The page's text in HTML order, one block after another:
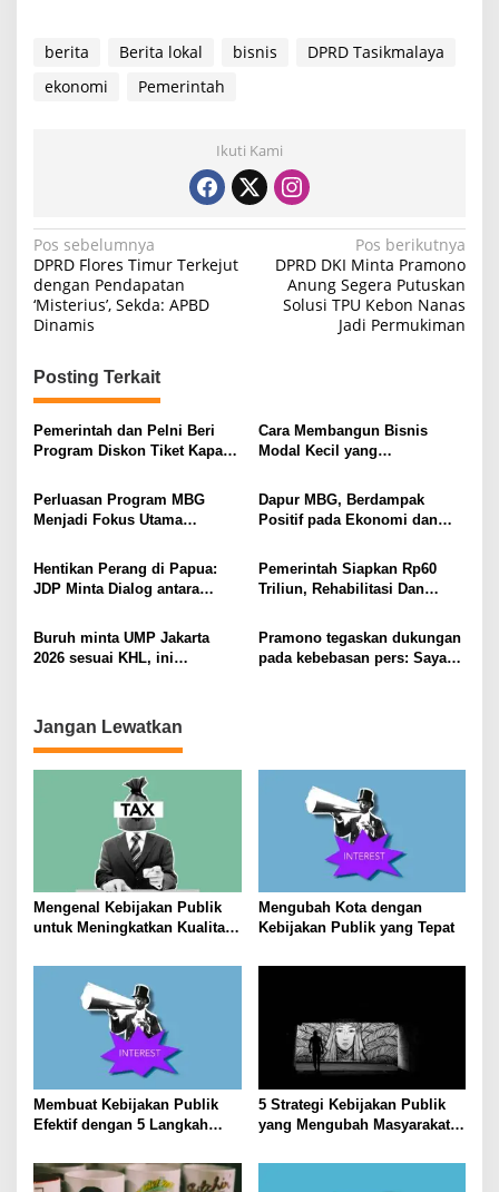
berita Berita lokal bisnis
DPRD Tasikmalaya
ekonomi
Pemerintah
Ikuti Kami
N
a
v
g
a
s
p
o
s
Pos sebelumnya
DPRD Flores Timur Terkejut
dengan Pendapatan
‘Misterius’, Sekda: APBD
Dinamis
Pos berikutnya
DPRD DKI Minta Pramono
Anung Segera Putuskan
Solusi TPU Kebon Nanas
Jadi Permukiman
Posting Terkait
Pemerintah dan Pelni Beri
Program Diskon Tiket Kapal
Sekolah 2026
Cara Membangun Bisnis
Modal Kecil yang
Perluasan Program MBG
Menjadi Fokus Utama
Operasikan 19.188 SPPG
Tahun 2026, 55 Juta Penerima
Dapur MBG, Berdampak
Positif pada Ekonomi dan
Meriah
Hentikan Perang di Papua:
JDP Minta Dialog antara
TPNPB
Pemerintah Siapkan Rp60
Triliun, Rehabilitasi Dan
Sumatra
Buruh minta UMP Jakarta
2026 sesuai KHL, ini
Pramono tegaskan dukungan
pada kebebasan pers: Saya
Jangan Lewatkan
Mengenal Kebijakan Publik
untuk Meningkatkan Kualitas
Mengubah Kota dengan
Kebijakan Publik yang Tepat
Membuat Kebijakan Publik
Efektif dengan 5 Langkah
5 Strategi Kebijakan Publik
yang Mengubah Masyarakat